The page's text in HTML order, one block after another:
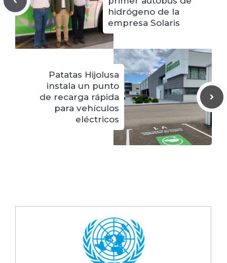
hidrógeno de la
empresa Solaris
Patatas Hijolusa
instala un punto
de recarga rápida
para vehículos
eléctricos